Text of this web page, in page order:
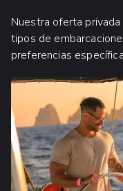
Nuestra oferta
tipos de
preferencias